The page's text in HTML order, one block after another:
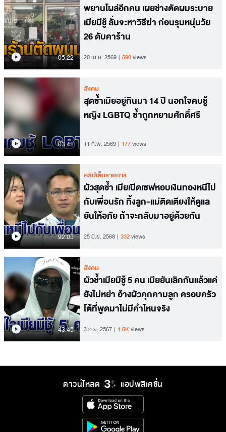
05.22
พยานโผล่อีกคน เผยช่างตัดผมระบาย
เมียมีชู้ ลั่นจะหาวิธีฆ่า ก่อนรุมหนุ่มวัย
26 ดับคาร้าน
20 เม.ย. 2569 590views
03.41
สังคม
สุดช้ำเมียอยู่กินมา 14 ปี นอกใจคบชู้
หญิง LGBTQ ซ้ำถูกหยามศักดิ์ศรี
11 ก.พ. 2569 177views
92.05
คลิปเต็มรายการ
ผัวสุดช้ำ เมียเปิดเซฟหอบเงินทองหนีไป
กับเพื่อนรัก ทิ้งลูก-แม่ติดเตียงให้ดูแล
ยันให้อภัย ถ้าจะกลับมาอยู่ด้วยกัน
25 มิ.ย. 2568 332views
43.45
สังคม
ผัวช้ำเมียมีชู้ 5 คน เมียยันเลิกกันแล้วแค่
ยังไม่หย่า อ้างผัวคุกคามลูก ครอบครัว
โต้ที่พูดมาไม่มีคำไหนจริง
3 ก.ย. 2567 1.5Kviews
ดาวน์โหลด แอปพลิเคชั่น